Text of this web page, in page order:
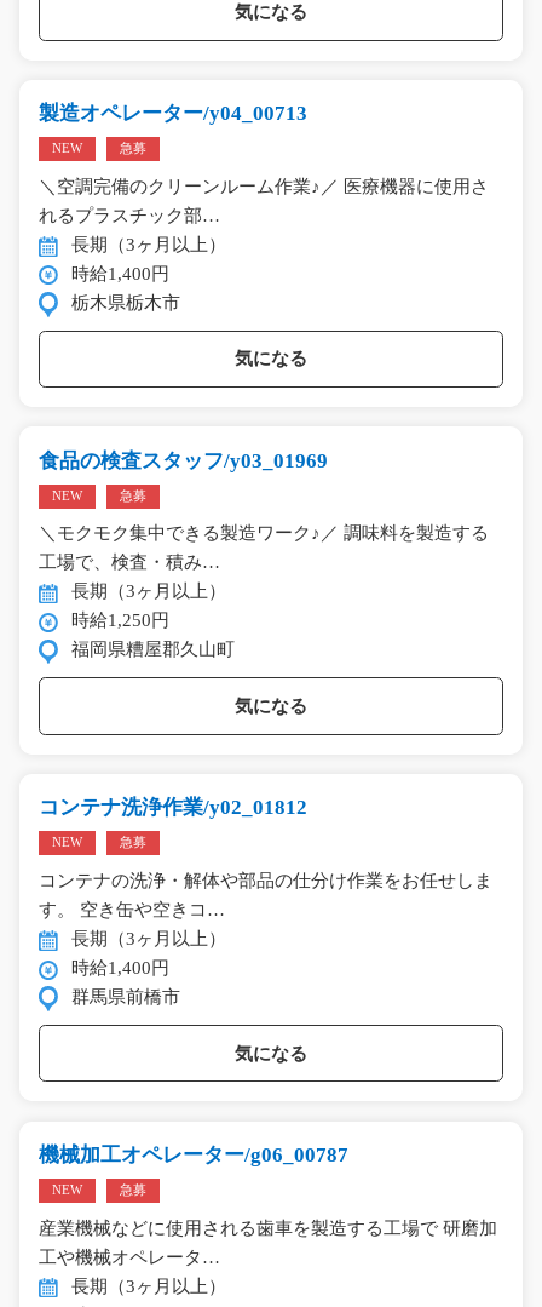
気になる
製造オペレーター/y04_00713
NEW 急募
＼空調完備のクリーンルーム作業♪／ 医療機器に使用さ
れるプラスチック部…
長期（3ヶ月以上）
時給1,400円
栃木県栃木市
気になる
食品の検査スタッフ/y03_01969
NEW 急募
＼モクモク集中できる製造ワーク♪／ 調味料を製造する
工場で、検査・積み…
長期（3ヶ月以上）
時給1,250円
福岡県糟屋郡久山町
気になる
コンテナ洗浄作業/y02_01812
NEW 急募
コンテナの洗浄・解体や部品の仕分け作業をお任せしま
す。 空き缶や空きコ…
長期（3ヶ月以上）
時給1,400円
群馬県前橋市
気になる
機械加工オペレーター/g06_00787
NEW 急募
産業機械などに使用される歯車を製造する工場で 研磨加
工や機械オペレータ…
長期（3ヶ月以上）